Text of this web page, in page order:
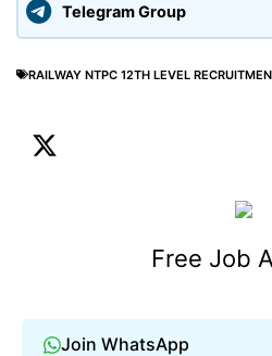
Telegram Group
RAILWAY NTPC 12TH LEVEL
Free Job
Join WhatsApp